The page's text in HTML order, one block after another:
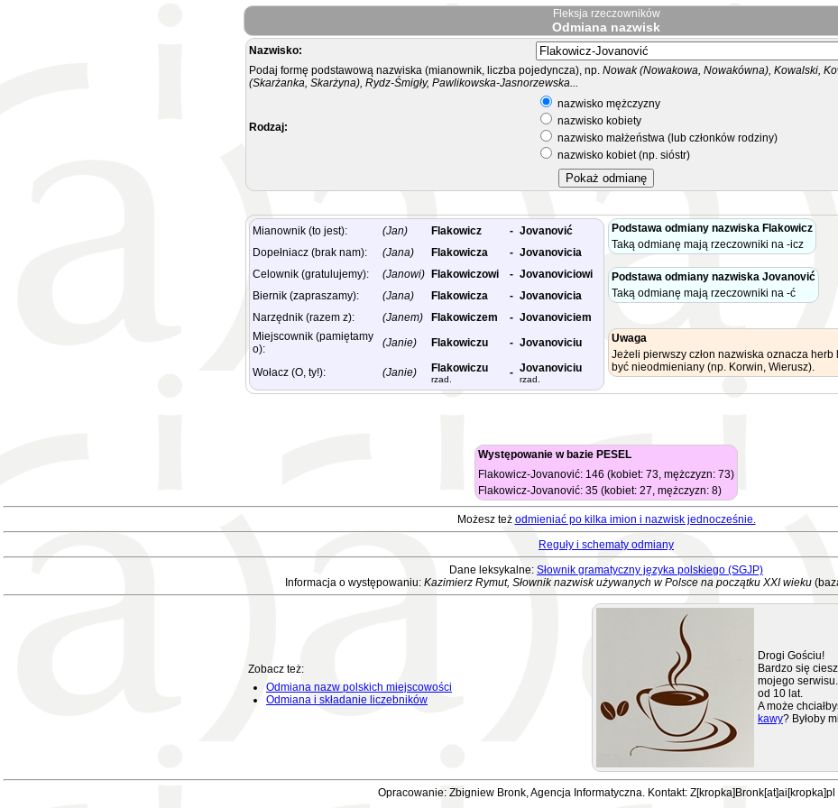
Fleksja rzeczowników
Odmiana nazwisk
Nazwisko:
Podaj formę podstawową nazwiska (mianownik, liczba pojedyncza), np. Nowak (Nowakowa, Nowakówna), Kowalski,
(Skarżanka, Skarżyna), Rydz-Śmigły, Pawlikowska-Jasnorzewska...
Rodzaj:
nazwisko mężczyzny
nazwisko kobiety
nazwisko małżeństwa (lub członków rodziny)
nazwisko kobiet (np. sióstr)
Mianownik (to jest): (Jan) Flakowicz - Jovanović
Dopełniacz (brak nam):
(Jana) Flakowicza - Jovanovicia
Celownik (gratulujemy):
(Janowi) Flakowiczowi - Jovanoviciowi
Biernik (zapraszamy):
(Jana) Flakowicza - Jovanovicia
Narzędnik (razem z):
(Janem) Flakowiczem - Jovanoviciem
Miejscownik (pamiętamy
o):
(Janie) Flakowiczu - Jovanoviciu
Wołacz (O, ty!): (Janie) Flakowiczu
rzad.
- Jovanoviciu
rzad.
Podstawa odmiany nazwiska Flakowicz
Taką odmianę mają rzeczowniki na -icz
Podstawa odmiany nazwiska Jovanović
Taką odmianę mają rzeczowniki na -ć
Uwaga
Jeżeli pierwszy człon nazwiska oznacza herb
być nieodmieniany (np. Korwin, Wierusz).
Występowanie w bazie PESEL
Flakowicz-Jovanović: 146 (kobiet: 73, mężczyzn: 73)
Flakowicz-Jovanović: 35 (kobiet: 27, mężczyzn: 8)
Możesz też odmieniać po kilka imion i nazwisk jednocześnie.
Reguły i schematy odmiany
Dane leksykalne: Słownik gramatyczny języka polskiego (SGJP)
Informacja o występowaniu: Kazimierz Rymut, Słownik nazwisk używanych w Polsce na początku XXI wieku
Zobacz też:
Odmiana nazw polskich miejscowości
Odmiana i składanie liczebników
Drogi Gościu!
Bardzo się
mojego
od 10 lat.
A może
kawy? Byłoby
Opracowanie: Zbigniew Bronk, Agencja Informatyczna. Kontakt: Z[kropka]Bronk[at]ai[kropka]pl